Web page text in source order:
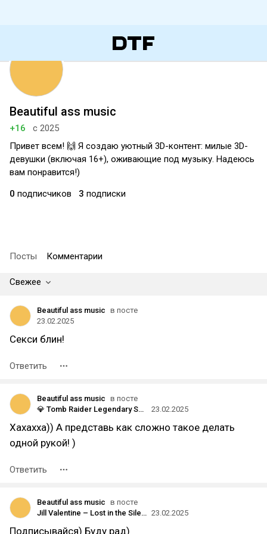
Beautiful ass music
+16
с 2025
Привет всем! 🙌 Я создаю уютный 3D-контент: милые 3D-
девушки (включая 16+), оживающие под музыку. Надеюсь
вам понравится!)
0 подписчиков 3 подписки
Посты Комментарии
Свежее
Beautiful ass music в посте
23.02.2025
Секси блин!
Ответить
Beautiful ass music в посте
💎 Tomb Raider Legendary Soundtrack 🎶 | Lara Croft's Best Adventure Themes 🎧
23.02.2025
Хахахха)) А представь как сложно такое делать
одной рукой! )
Ответить
Beautiful ass music в посте
Jill Valentine – Lost in the Silent Ruins | Resident Evil Dark & Atmospheric Soundtracks 🎶 23.02.2025
Подписывайся) Буду рад)